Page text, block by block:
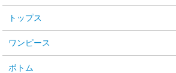
トップス
ワンピース
ボトム